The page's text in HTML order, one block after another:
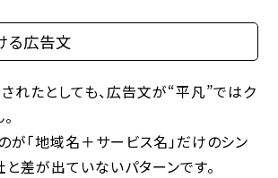
る広告文
れたとしても、広告文が“平凡”ではク
が「地域名＋サービス名」だけのシン
と差が出ていないパターンです。